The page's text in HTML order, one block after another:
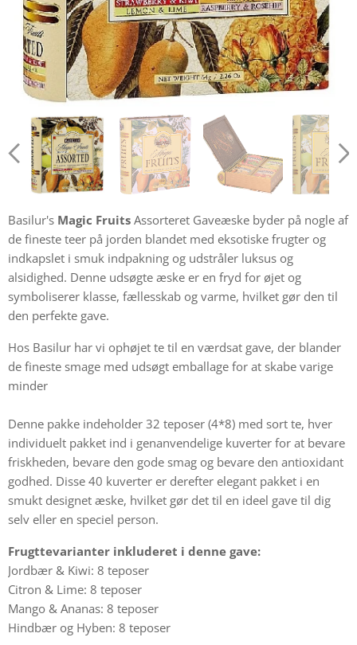
Basilur's Magic Fruits Assorteret Gaveæske byder på nogle af
de fineste teer på jorden blandet med eksotiske frugter og
indkapslet i smuk indpakning og udstråler luksus og
alsidighed. Denne udsøgte æske er en fryd for øjet og
symboliserer klasse, fællesskab og varme, hvilket gør den til
den perfekte gave.
Hos Basilur har vi ophøjet te til en værdsat gave, der blander
de fineste smage med udsøgt emballage for at skabe varige
minder
Denne pakke indeholder 32 teposer (4*8) med sort te, hver
individuelt pakket ind i genanvendelige kuverter for at bevare
friskheden, bevare den gode smag og bevare den antioxidant
godhed. Disse 40 kuverter er derefter elegant pakket i en
smukt designet æske, hvilket gør det til en ideel gave til dig
selv eller en speciel person.
Frugttevarianter inkluderet i denne gave:
Jordbær & Kiwi: 8 teposer
Citron & Lime: 8 teposer
Mango & Ananas: 8 teposer
Hindbær og Hyben: 8 teposer